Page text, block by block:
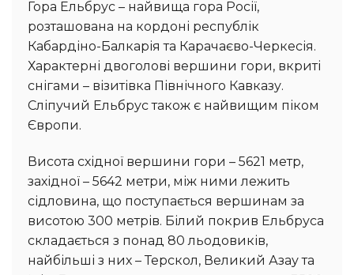
Гора Ельбрус – найвища гора Росії,
розташована на кордоні республік
Кабардіно-Балкарія та Карачаєво-Черкесія.
Характерні двоголові вершини гори, вкриті
снігами – візитівка Північного Кавказу.
Сліпучий Ельбрус також є найвищим піком
Європи.
Висота східної вершини гори – 5621 метр,
західної – 5642 метри, між ними лежить
сідловина, що поступається вершинам за
висотою 300 метрів. Білий покрив Ельбруса
складається з понад 80 льодовиків,
найбільші з них – Терскол, Великий Азау та